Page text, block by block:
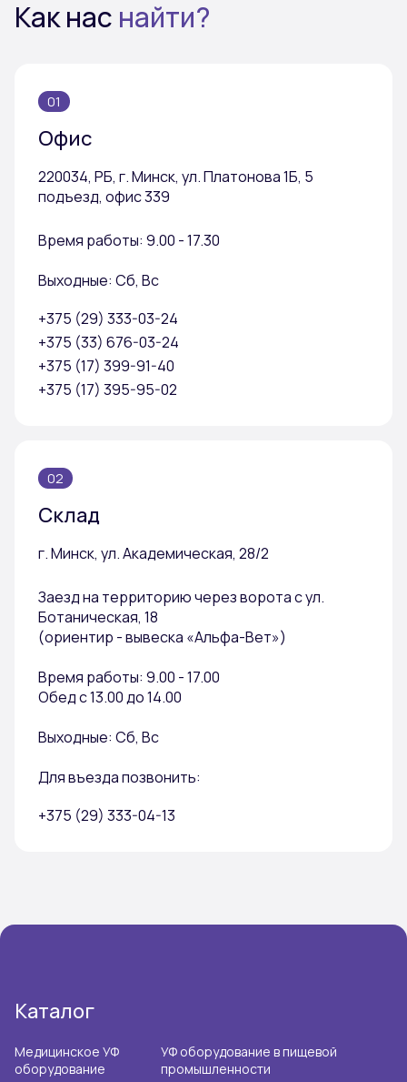
Как нас найти?
01
Офис
220034, РБ, г. Минск, ул. Платонова 1Б, 5
подъезд, офис 339
Время работы: 9.00 - 17.30
Выходные: Сб, Вс
+375 (29) 333-03-24
+375 (33) 676-03-24
+375 (17) 399-91-40
+375 (17) 395-95-02
02
Склад
г. Минск, ул. Академическая, 28/2
Заезд на территорию через ворота с ул.
Ботаническая, 18
(ориентир - вывеска «Альфа-Вет»)
Время работы: 9.00 - 17.00
Обед с 13.00 до 14.00
Выходные: Сб, Вс
Для въезда позвонить:
+375 (29) 333-04-13
Каталог
Медицинское УФ
оборудование
УФ оборудование в пищевой
промышленности